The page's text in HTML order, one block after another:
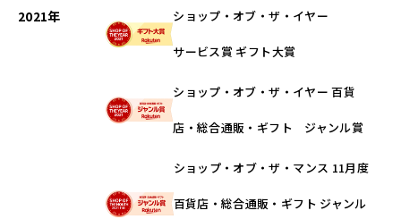
2021年 ショップ・オブ・ザ・イヤー
サービス賞 ギフト大賞
ショップ・オブ・ザ・イヤー 百貨
店・総合通販・ギフト ジャンル賞
ショップ・オブ・ザ・マンス 11月度
百貨店・総合通販・ギフト ジャンル